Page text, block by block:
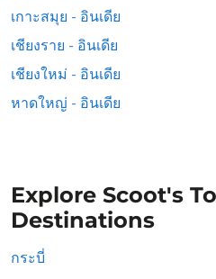
เกาะสมุย - อินเดีย
เชียงราย - อินเดีย
เชียงใหม่ - อินเดีย
หาดใหญ่ - อินเดีย
Explore Scoot's
Destinations
กระบี่